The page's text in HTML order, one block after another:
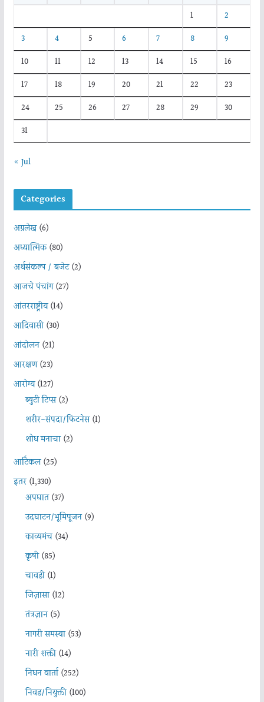
1
2
3
4 5 6 7 8
9
10
11 12 13 14 15
16
17
18 19 20 21 22
23
24
25 26 27 28 29
30
31
« Jul
Categories
अग्रलेख(6)
अध्यात्मिक(80)
अर्थसंकल्प / बजेट(2)
आजचे पंचांग(27)
आंतरराष्ट्रीय(14)
आदिवासी(30)
आंदोलन(21)
आरक्षण(23)
आरोग्य(127)
ब्युटी टिप्स(2)
शरीर-संपदा/फिटनेस(1)
शोध मनाचा(2)
आर्टिकल(25)
इतर(1,330)
अपघात(37)
उदघाटन/भूमिपूजन(9)
काव्यमंच(34)
कृषी(85)
चावडी(1)
जिज्ञासा(12)
तंत्रज्ञान(5)
नागरी समस्या(53)
नारी शक्ती(14)
निधन वार्ता(252)
निवड/नियुक्ती(100)